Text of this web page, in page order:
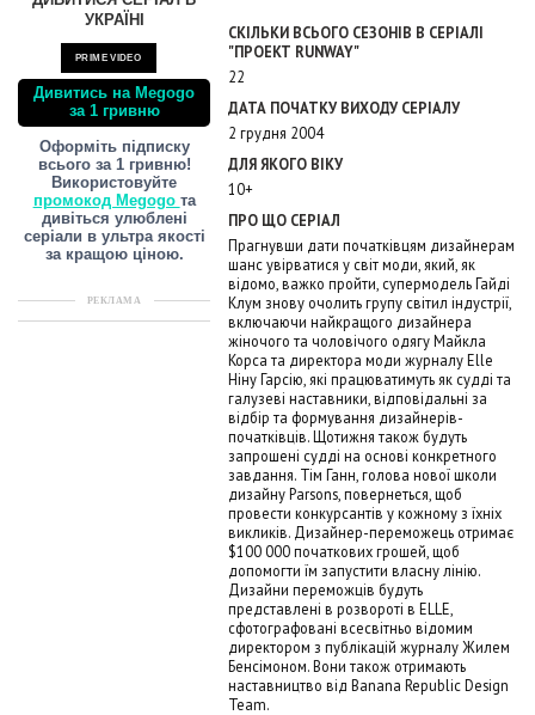
УКРАЇНІ
PRIME VIDEO
Дивитись на Megogo
за 1 гривню
Оформіть підписку
всього за 1 гривню!
Використовуйте
промокод Megogo та
дивіться улюблені
серіали в ультра якості
за кращою ціною.
РЕКЛАМА
СКІЛЬКИ ВСЬОГО СЕЗОНІВ В СЕРІАЛІ
"ПРОЕКТ RUNWAY"
22
ДАТА ПОЧАТКУ ВИХОДУ СЕРІАЛУ
2 грудня 2004
ДЛЯ ЯКОГО ВІКУ
10+
ПРО ЩО СЕРІАЛ
Прагнувши дати початківцям дизайнерам
шанс увірватися у світ моди, який, як
відомо, важко пройти, супермодель Гайді
Клум знову очолить групу світил індустрії,
включаючи найкращого дизайнера
жіночого та чоловічого одягу Майкла
Корса та директора моди журналу Elle
Ніну Гарсію, які працюватимуть як судді та
галузеві наставники, відповідальні за
відбір та формування дизайнерів-
початківців. Щотижня також будуть
запрошені судді на основі конкретного
завдання. Тім Ганн, голова нової школи
дизайну Parsons, повернеться, щоб
провести конкурсантів у кожному з їхніх
викликів. Дизайнер-переможець отримає
$100 000 початкових грошей, щоб
допомогти їм запустити власну лінію.
Дизайни переможців будуть
представлені в розвороті в ELLE,
сфотографовані всесвітньо відомим
директором з публікацій журналу Жилем
Бенсімоном. Вони також отримають
наставництво від Banana Republic Design
Team.